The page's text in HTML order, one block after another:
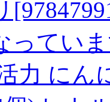
ってい
力 にん